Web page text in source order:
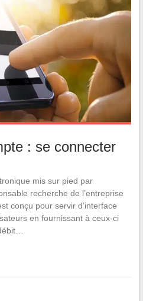
: se connecter
mis sur pied par
recherche de l’entreprise
conçu pour servir d’interface
en fournissant à ceux-ci